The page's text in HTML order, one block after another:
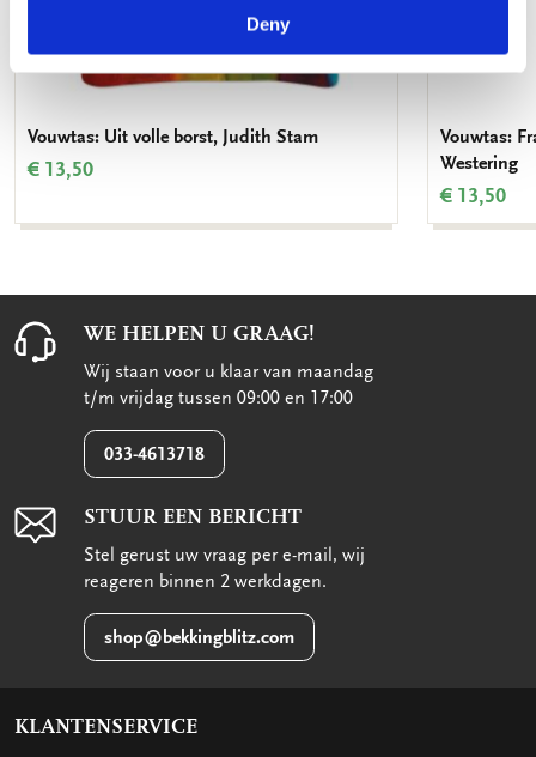
Deny
Vouwtas: Uit volle borst, Judith Stam
€ 13,50
Vouwtas:
Westering
€ 13,50
WE HELPEN U GRAAG!
Wij staan voor u klaar van maandag
t/m vrijdag tussen 09:00 en 17:00
033-4613718
STUUR EEN BERICHT
Stel gerust uw vraag per e-mail, wij
reageren binnen 2 werkdagen.
shop@bekkingblitz.com
KLANTENSERVICE